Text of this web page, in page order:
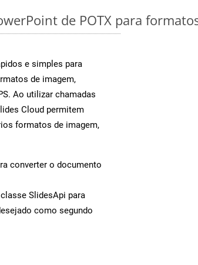
de POTX para
e simples para
de imagem,
Ao utilizar chamadas
Cloud permitem
formatos de imagem,
converter o documento
SlidesApi para
como segundo